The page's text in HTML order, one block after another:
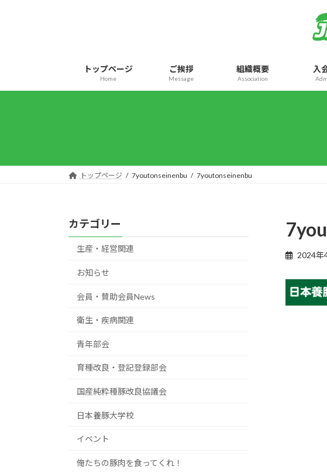
ス
ン
トップページ
Home
ご挨拶
Message
組織概要
Association
入
トップページ 7youtonseinenbu 7youtonseinenbu
2024年
カテゴリー
生産・経営関連
お知らせ
会員・賛助会員News
衛生・疾病関連
青年部会
育種改良・登記登録部会
国産純粋種豚改良協議会
日本養豚大学校
イベント
俺たちの豚肉を食ってくれ！